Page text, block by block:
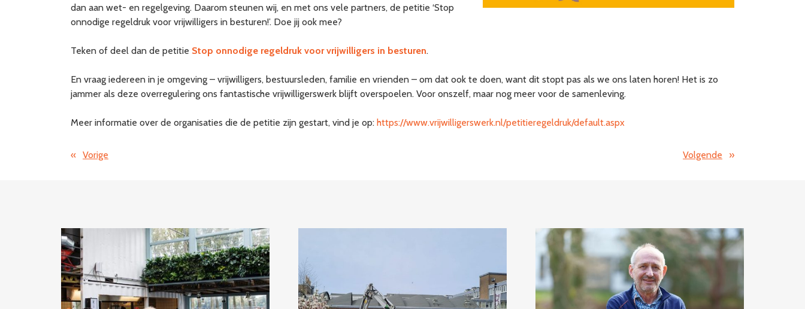
dan aan wet- en regelgeving. Daarom steunen wij, en met ons vele partners, de petitie ‘Stop
onnodige regeldruk voor vrijwilligers in besturen!’. Doe jij ook mee?
Teken of deel dan de petitie Stop onnodige regeldruk voor vrijwilligers in besturen.
En vraag iedereen in je omgeving – vrijwilligers, bestuursleden, familie en vrienden – om dat ook te doen, want dit stopt pas als we ons laten horen! Het is zo
jammer als deze overregulering ons fantastische vrijwilligerswerk blijft overspoelen. Voor onszelf, maar nog meer voor de samenleving.
Meer informatie over de organisaties die de petitie zijn gestart, vind je op: https://www.vrijwilligerswerk.nl/petitieregeldruk/default.aspx
« Vorige Volgende »